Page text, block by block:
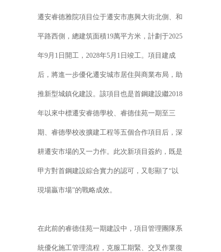
遷安睿德雅院項目位于遷安市惠興大街北側、和
平路西側，總建筑面積19萬平方米，計劃于2025
年9月1日開工，2028年5月1日竣工。項目建成
后，將進一步優化遷安城市居住與商業布局，助
推新型城鎮化建設。該項目也是首鋼建設繼2018
年以來中標遷安睿德學校、睿德佳苑一期至三
期、睿德學校改擴建工程等五個合作項目后，深
耕遷安市場的又一力作。此次新項目簽約，既是
甲方對首鋼建設綜合實力的認可，又彰顯了“以
現場贏市場”的戰略成效。
在此前的睿德佳苑一期建設中，項目管理團隊系
統優化施工管理流程，克服工期緊、交叉作業復